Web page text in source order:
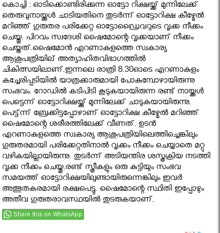
കൊച്ചി : ഓടിക്കൊണ്ടിരിക്കുന്ന ഓട്ടോ റിക്ഷയ്ക്ക് മുന്നിലേക്ക്
തെരുവുനായ്ക്കള്‍ ചാടിയതിനെ തുടര്‍ന്ന് ഓട്ടോറിക്ഷ കീഴ്മേല്‍
മറിഞ്ഞ് ഗുരുതര പരിക്കേറ്റ ഓട്ടോഡ്രൈവറുടെ വൃക്ക നീക്കം
ചെയ്തു. പിറവം സ്വദേശി ഷൈമോന്റെ വൃക്കയാണ് നീക്കം
ചെയ്തത്.ഷൈമോന്‍ എറണാകുളത്തെ സ്വകാര്യ
ആശുപത്രിയില് അത്യാഹിതവിഭാഗത്തില്‍
ചികിത്സയിലാണ്.ഇന്നലെ രാത്രി 8.30ഓടെ എറണാകുളം
കച്ചേരിപ്പടിയില്‍ യാത്രക്കാരുമായി പോകുമ്പോഴായിരുന്നു
സംഭവം. റോഡില്‍ കടിപിടി കൂടുകയായിരുന്ന രണ്ട് നായ്ക്കള്‍
പെട്ടെന്ന് ഓട്ടോറിക്ഷയ്ക്ക് മുന്നിലേക്ക് ചാടുകയായിരുന്നു.
പെട്ട്ന്ന് ബ്രേക്കിട്ടപ്പോഴാണ് ഓട്ടോറിക്ഷ കീഴ്മേല്‍ മറിഞ്ഞ്
ഷൈമോന്റെ ശരീരത്തിലേക്ക് വീണത്. ഉടന്‍
എറണാകുളത്തെ സ്വകാര്യ ആശുപത്രിയിലെത്തിച്ചെങ്കിലും
ഗുരുതരമായി പരിക്കേറ്റതിനാല്‍ വൃക്കം നീക്കം ചെയ്യാതെ മറ്റു
വഴികയില്ലായിരുന്നു. തുടര്‍ന്ന് അടിയന്തിര ശസ്ത്രക്രിയ നടത്തി
വൃക്ക നീക്കം ചെയ്തു.രണ്ട് സ്ത്രീകളും ഒരു കുട്ടിയും സംഭവ
സമയത്ത് ഓട്ടോറിക്ഷയിലുണ്ടായിരുന്നെങ്കിലും ഇവര്‍
അത്ഭുതകരമായി രക്ഷപെട്ടു. ഷൈമോന്റെ സ്ഥിതി ഇപ്പോഴും
അതീവ ഗുരുതരാവസ്ഥയില്‍ തുടരുകയാണ്.
Share this on WhatsApp